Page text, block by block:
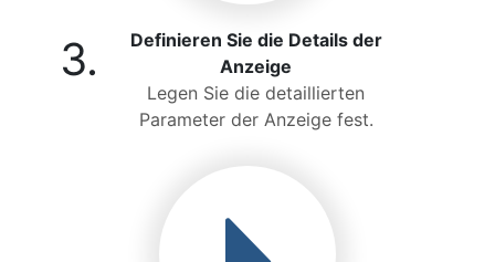
3.
Definieren Sie die Details der
Anzeige
Legen Sie die detaillierten
Parameter der Anzeige fest.